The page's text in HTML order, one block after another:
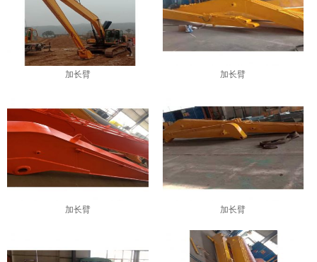
1 2 3 4
加长臂 加长臂
加长臂 加长臂